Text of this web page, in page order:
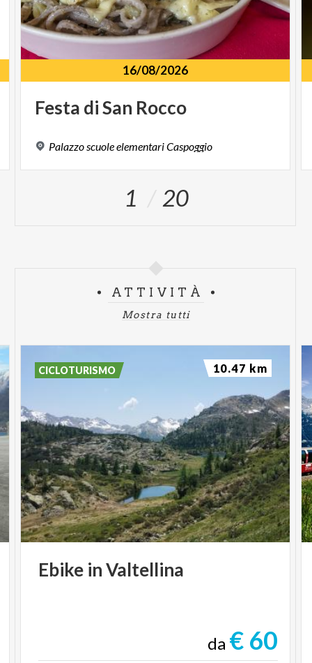
16/08/2026
Festa diSan Rocco
Palazzo scuoleelementariCaspoggio
1 20
ATTIVITÀ
Mostra tutti
Ebike inValtellina
da € 60
CICLOTURISMO 10.47 km